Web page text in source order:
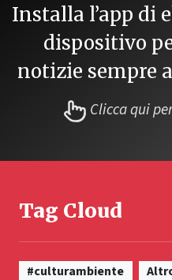
Installa l’app di
dispositivo
notizie sempre
Clicca qui
Tag Cloud
#culturambiente